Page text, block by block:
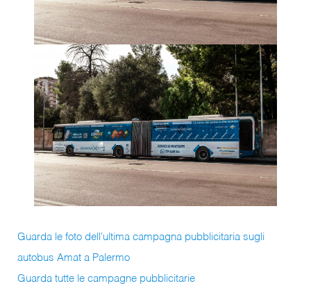
Guarda le foto dell'ultima campagna pubblicitaria sugli
autobus Amat a Palermo
Guarda tutte le campagne pubblicitarie